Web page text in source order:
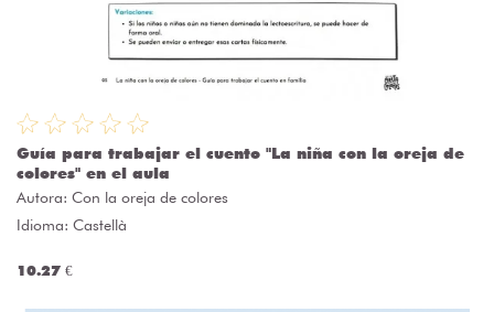
Guía para trabajar el cuento "La niña con la oreja de
colores" en el aula
Autora: Con la oreja de colores
Idioma: Castellà
10.27 €